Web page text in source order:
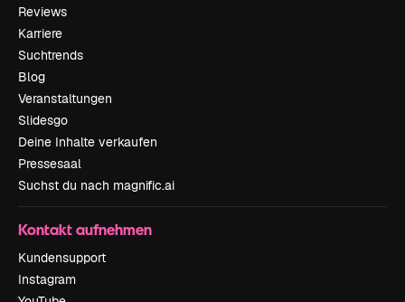
Reviews
Karriere
Suchtrends
Blog
Veranstaltungen
Slidesgo
Deine Inhalte verkaufen
Pressesaal
Suchst du nach magnific.ai
Kontakt aufnehmen
Kundensupport
Instagram